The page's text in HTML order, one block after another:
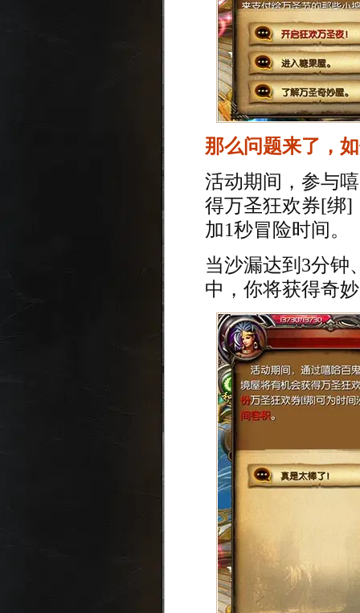
那么问题来了，
活动期间，参与
得万圣狂欢券[绑]
加1秒冒险时间。
当沙漏达到3分钟
中，你将获得奇